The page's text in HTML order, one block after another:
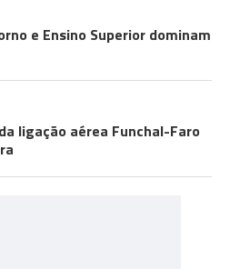
e Ensino Superior dominam
ligação aérea Funchal-Faro